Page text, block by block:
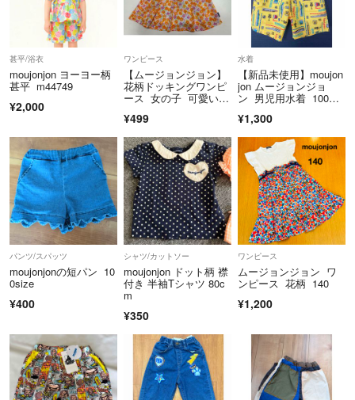
受け取れない時期があるなら発送を遅らせることも出来ます。
よろしくお願いいたします✨
甚平/浴衣
moujonjon ヨーヨー柄
甚平 m44749
¥2,000
ワンピース
【ムージョンジョン】
花柄ドッキングワンピ
ース 女の子 可愛い 9
¥499
水着
【新品未使用】moujon
jon ムージョンジョ
ン 男児用水着 100セ
¥1,300
パンツ/スパッツ
moujonjonの短パン 10
0size
¥400
シャツ/カットソー
moujonjon ドット柄 襟
付き 半袖Tシャツ 80c
m
¥350
ワンピース
ムージョンジョン ワ
ンピース 花柄 140
¥1,200